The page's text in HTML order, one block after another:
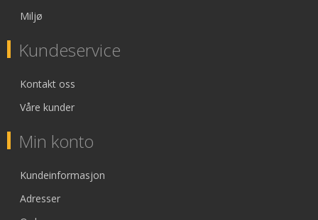
Miljø
Kundeservice
Kontakt oss
Våre kunder
Min konto
Kundeinformasjon
Adresser